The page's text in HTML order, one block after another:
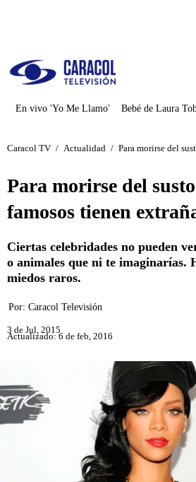
En vivo 'Yo Me Llamo' Bebé de Laura
Caracol TV / Actualidad / Para morirse del
Para morirse del
famosos tienen
Ciertas celebridades no pueden
o animales que ni te imaginarías.
miedos raros.
Por: Caracol Televisión
3 de Jul, 2015
Actualizado: 6 de feb, 2016